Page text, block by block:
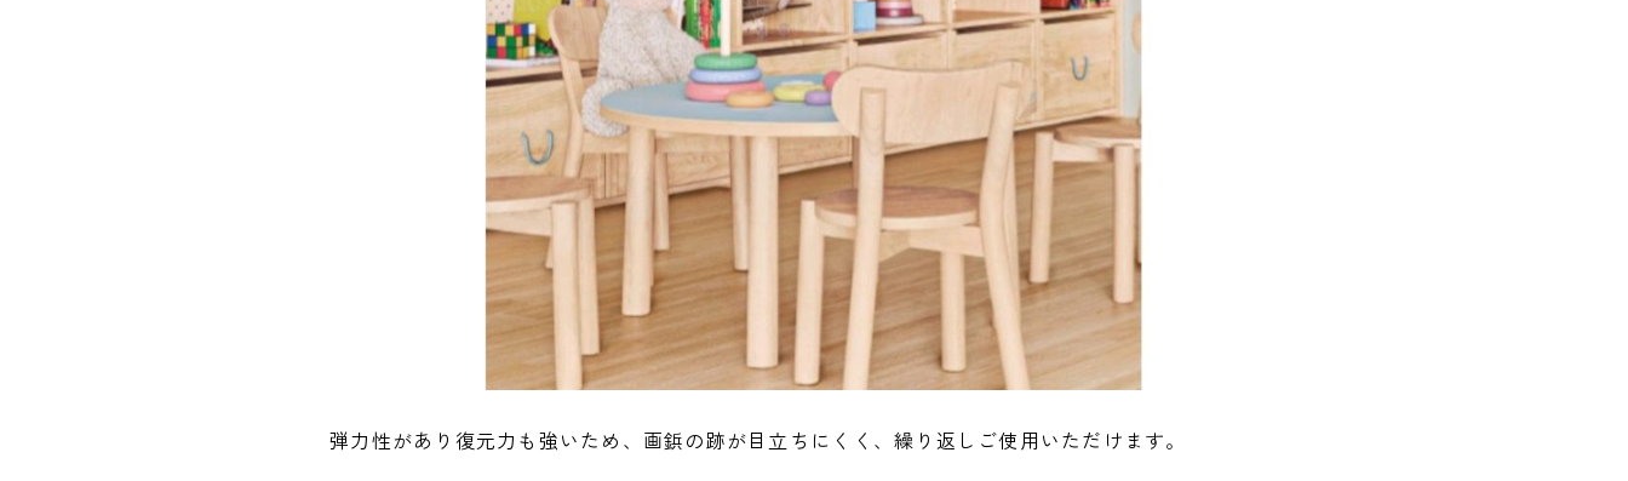
弾力性があり復元力も強いため、画鋲の跡が目立ちにくく、繰り返しご使用いただけます。